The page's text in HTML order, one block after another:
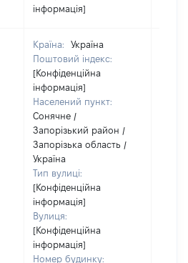
інформація]
Країна:
Україна
Поштовий індекс:
[Конфіденційна
інформація]
Населений пункт:
Сонячне /
Запорізький район /
Запорізька область /
Україна
Тип вулиці:
[Конфіденційна
інформація]
Вулиця:
[Конфіденційна
інформація]
Номер будинку: